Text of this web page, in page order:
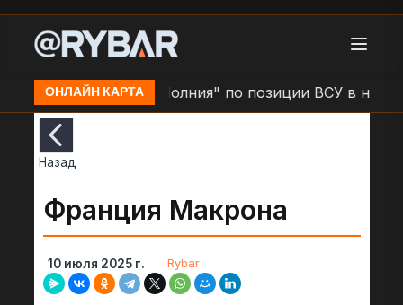
ОНЛАЙН КАРТА
Удар БЛА "Молния" по позиции ВСУ в н.п.
Назад
Франция Макрона
10 июля 2025 г. Rybar